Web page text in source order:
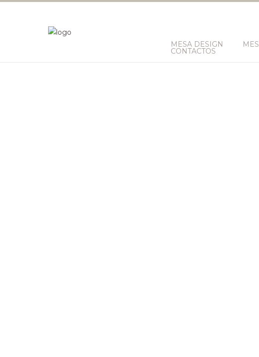
MESA DESIGN
CONTACTOS